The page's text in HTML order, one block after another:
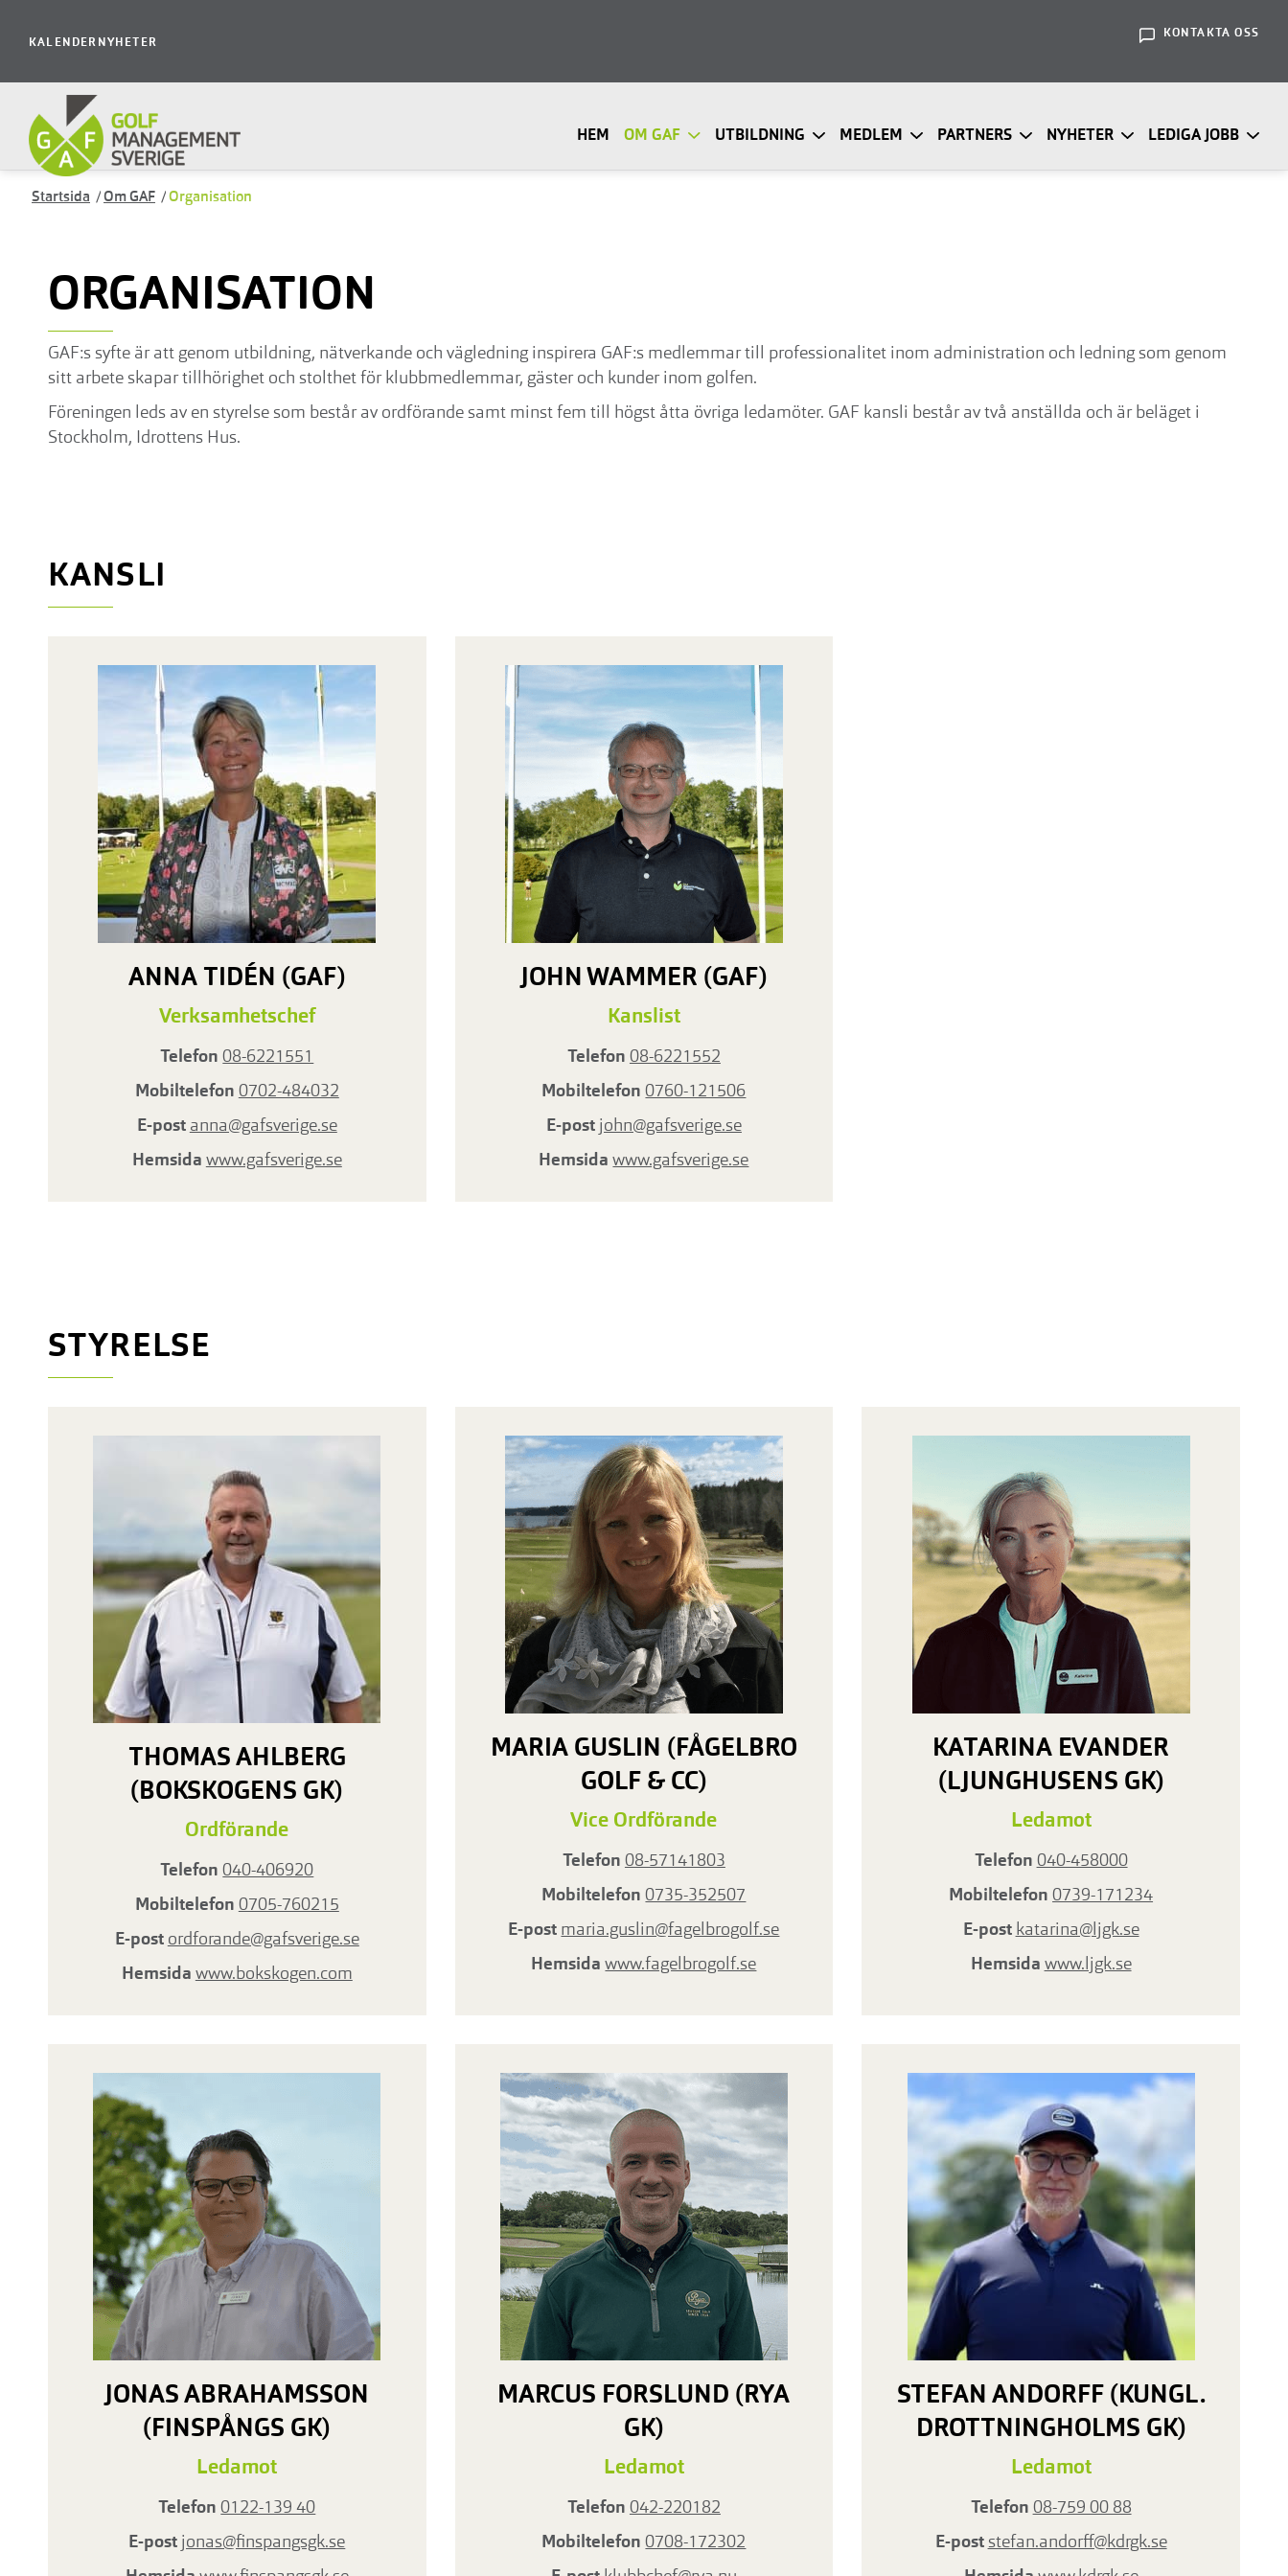
KALENDER NYHETER
KONTAKTA OSS
HEM OM GAF UTBILDNING MEDLEM PARTNERS NYHETER LEDIGA JOBB
Startsida / Om GAF / Organisation
ORGANISATION
GAF:s syfte är att genom utbildning, nätverkande och vägledning inspirera GAF:s medlemmar till professionalitet inom administration och ledning som genom
sitt arbete skapar tillhörighet och stolthet för klubbmedlemmar, gäster och kunder inom golfen.
Föreningen leds av en styrelse som består av ordförande samt minst fem till högst åtta övriga ledamöter. GAF kansli består av två anställda och är beläget i
Stockholm, Idrottens Hus.
KANSLI
ANNA TIDÉN (GAF)
Verksamhetschef
Telefon 08-6221551
Mobiltelefon 0702-484032
E-post anna@gafsverige.se
Hemsida www.gafsverige.se
JOHN WAMMER (GAF)
Kanslist
Telefon 08-6221552
Mobiltelefon 0760-121506
E-post john@gafsverige.se
Hemsida www.gafsverige.se
STYRELSE
THOMAS AHLBERG
(BOKSKOGENS GK)
Ordförande
Telefon 040-406920
Mobiltelefon 0705-760215
E-post ordforande@gafsverige.se
Hemsida www.bokskogen.com
MARIA GUSLIN (FÅGELBRO
GOLF &CC)
Vice Ordförande
Telefon 08-57141803
Mobiltelefon 0735-352507
E-post maria.guslin@fagelbrogolf.se
Hemsida www.fagelbrogolf.se
KATARINA EVANDER
(LJUNGHUSENS GK)
Ledamot
Telefon 040-458000
Mobiltelefon 0739-171234
E-post katarina@ljgk.se
Hemsida www.ljgk.se
JONAS ABRAHAMSSON
(FINSPÅNGS GK)
Ledamot
Telefon 0122-139 40
E-post jonas@finspangsgk.se
MARCUS FORSLUND (RYA
GK)
Ledamot
Telefon 042-220182
Mobiltelefon 0708-172302
STEFAN ANDORFF (KUNGL.
DROTTNINGHOLMS GK)
Ledamot
Telefon 08-759 00 88
E-post stefan.andorff@kdrgk.se